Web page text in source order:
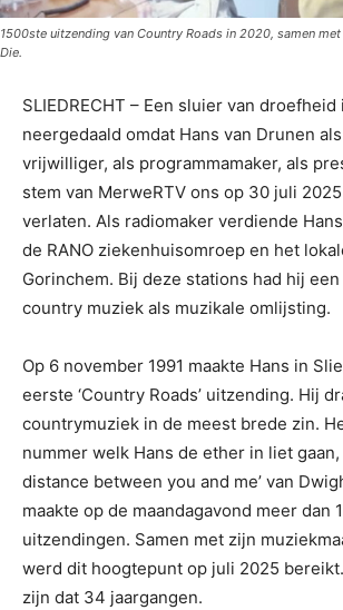
1500ste uitzending van Country Roads in 2020, samen
Die.
SLIEDRECHT – Een sluier van
neergedaald omdat Hans van Drunen
vrijwilliger, als programmamaker, als
stem van MerweRTV ons op 30 juli
verlaten. Als radiomaker verdiende
de RANO ziekenhuisomroep en het
Gorinchem. Bij deze stations had hij
country muziek als muzikale omlijsting.
Op 6 november 1991 maakte Hans in
eerste ‘Country Roads’ uitzending. Hij
countrymuziek in de meest brede zin.
nummer welk Hans de ether in liet gaan,
distance between you and me’ van
maakte op de maandagavond meer dan
uitzendingen. Samen met zijn
werd dit hoogtepunt op juli 2025
zijn dat 34 jaargangen.